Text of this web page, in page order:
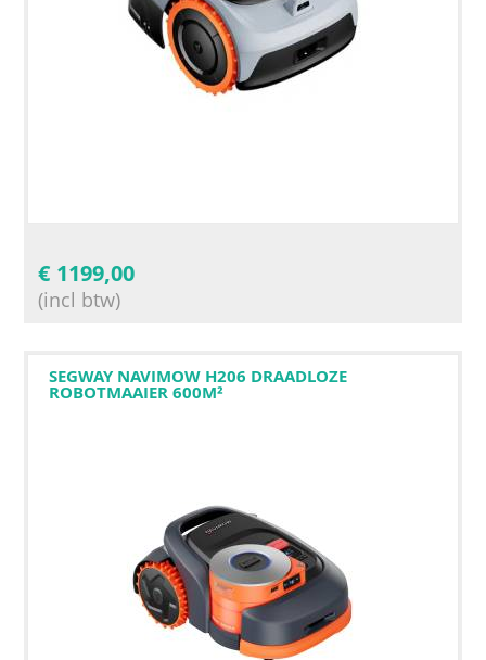
€ 1199,00
(incl btw)
SEGWAY NAVIMOW H206 DRAADLOZE
ROBOTMAAIER 600M²